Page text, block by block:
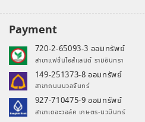
Payment
720-2-65093-3 ออมทรัพย์
สาขาแฟชั่นไอส์แลนด์ รามอินทรา
149-251373-8 ออมทรัพย์
สาขาถนนนวลจันทร์
927-710475-9 ออมทรัพย์
สาขาเดอะวอล์ค เกษตร-นวมินทร์